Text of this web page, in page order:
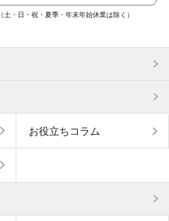
（土・日・祝・夏季・年末年始休業は除く）
お役立ちコラム